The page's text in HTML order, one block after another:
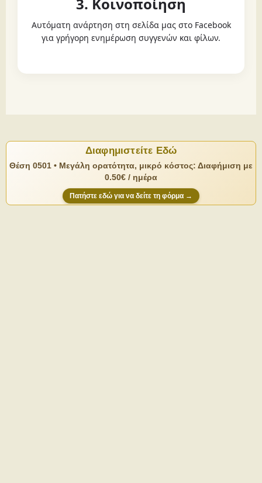
Αυτόματη ανάρτηση στη σελίδα μας στο Facebook
για γρήγορη ενημέρωση συγγενών και φίλων.
Διαφημιστείτε Εδώ
Θέση 0501 • Μεγάλη ορατότητα, μικρό κόστος: Διαφήμιση με
0.50€ / ημέρα
Πατήστε εδώ για να δείτε τη φόρμα →